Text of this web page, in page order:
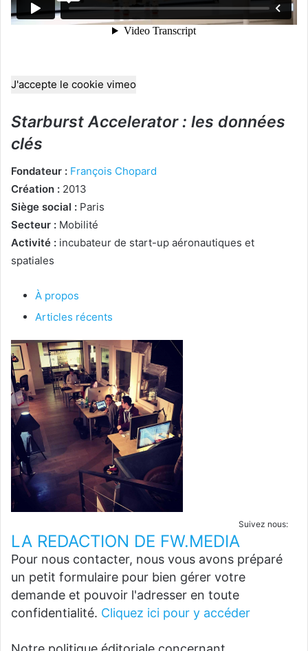
J'accepte le cookie vimeo
Starburst Accelerator : les données
clés
Fondateur : François Chopard
Création : 2013
Siège social : Paris
Secteur : Mobilité
Activité : incubateur de start-up aéronautiques et
spatiales
À propos
Articles récents
Suivez nous:
LA REDACTION DE FW.MEDIA
Pour nous contacter, nous vous avons préparé
un petit formulaire pour bien gérer votre
demande et pouvoir l'adresser en toute
confidentialité. Cliquez ici pour y accéder